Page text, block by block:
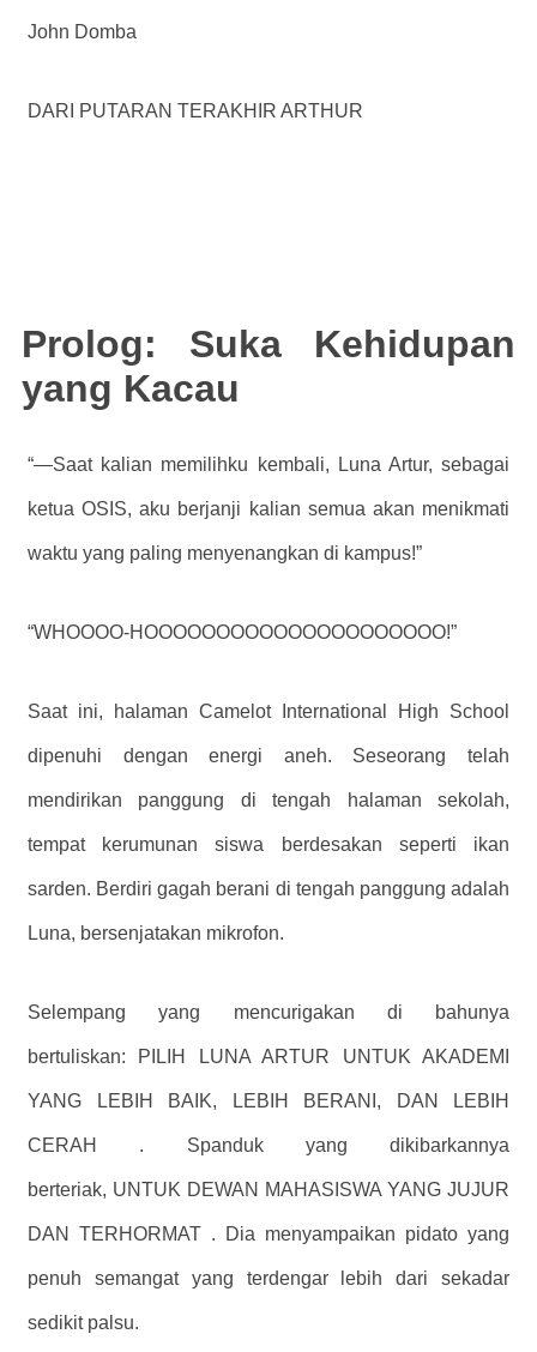
John Domba
DARI PUTARAN TERAKHIR ARTHUR
Prolog: Suka Kehidupan
yang Kacau
“—Saat kalian memilihku kembali, Luna Artur, sebagai
ketua OSIS, aku berjanji kalian semua akan menikmati
waktu yang paling menyenangkan di kampus!”
“WHOOOO-HOOOOOOOOOOOOOOOOOOOOO!”
Saat ini, halaman Camelot International High School
dipenuhi dengan energi aneh. Seseorang telah
mendirikan panggung di tengah halaman sekolah,
tempat kerumunan siswa berdesakan seperti ikan
sarden. Berdiri gagah berani di tengah panggung adalah
Luna, bersenjatakan mikrofon.
Selempang yang mencurigakan di bahunya
bertuliskan: PILIH LUNA ARTUR UNTUK AKADEMI
YANG LEBIH BAIK, LEBIH BERANI, DAN LEBIH
CERAH . Spanduk yang dikibarkannya
berteriak, UNTUK DEWAN MAHASISWA YANG JUJUR
DAN TERHORMAT . Dia menyampaikan pidato yang
penuh semangat yang terdengar lebih dari sekadar
sedikit palsu.